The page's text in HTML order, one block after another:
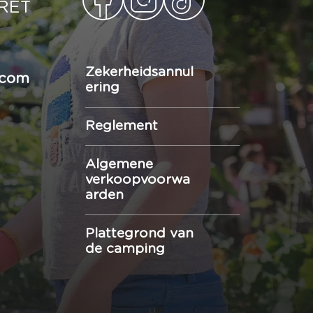
Zekerheidsannul
ering
Reglement
Algemene
verkoopvoorwa
arden
Plattegrond van
de camping